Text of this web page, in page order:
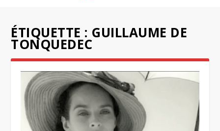
ÉTIQUETTE : GUILLAUME DE
TONQUEDEC